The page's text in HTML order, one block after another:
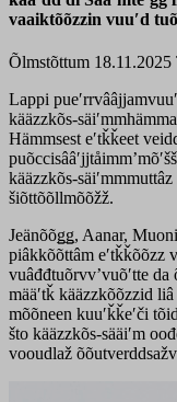
vaaiktõõzzin vuuʹd
Õlmstõttum 18.11.2025
Lappi
kääzzkõs-
Hämmsest eʹtǩǩeet
kääzzkõs-
šiõttõõllmõõžž.
Jeänõõǥǥ, Aanar,
piâkkõõttâm eʹtǩǩõõzz
vuâđđtuõrvvʼvuõʹtte da
määʹtǩ kääzzkõõzzid liâ
mõõneen kuuʹǩǩeʹči
što kääzzkõs-sääiʹm
vooudlaž